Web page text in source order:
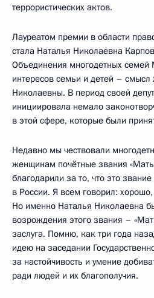
террористических актов.
Лауреатом премии в области
стала Наталья Николаевна
Объединения многодетных
интересов семьи и детей –
Николаевны. В период своей
инициировала немало
в этой сфере, которые были
Недавно мы чествовали
женщинам почётные звания
благодарили за то, что это
в России. Я всем говорил:
Но именно Наталья Николаевна
возрождения этого звания –
заслуга. Помню, как три года
идею на заседании
за настойчивость и умение
ради людей и их благополучия.